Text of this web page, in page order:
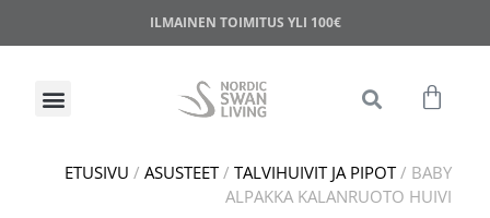
ILMAINEN TOIMITUS YLI 100€
ETUSIVU / ASUSTEET/ TALVIHUIVIT JA PIPOT/ BABY
ALPAKKA KALANRUOTO HUIVI